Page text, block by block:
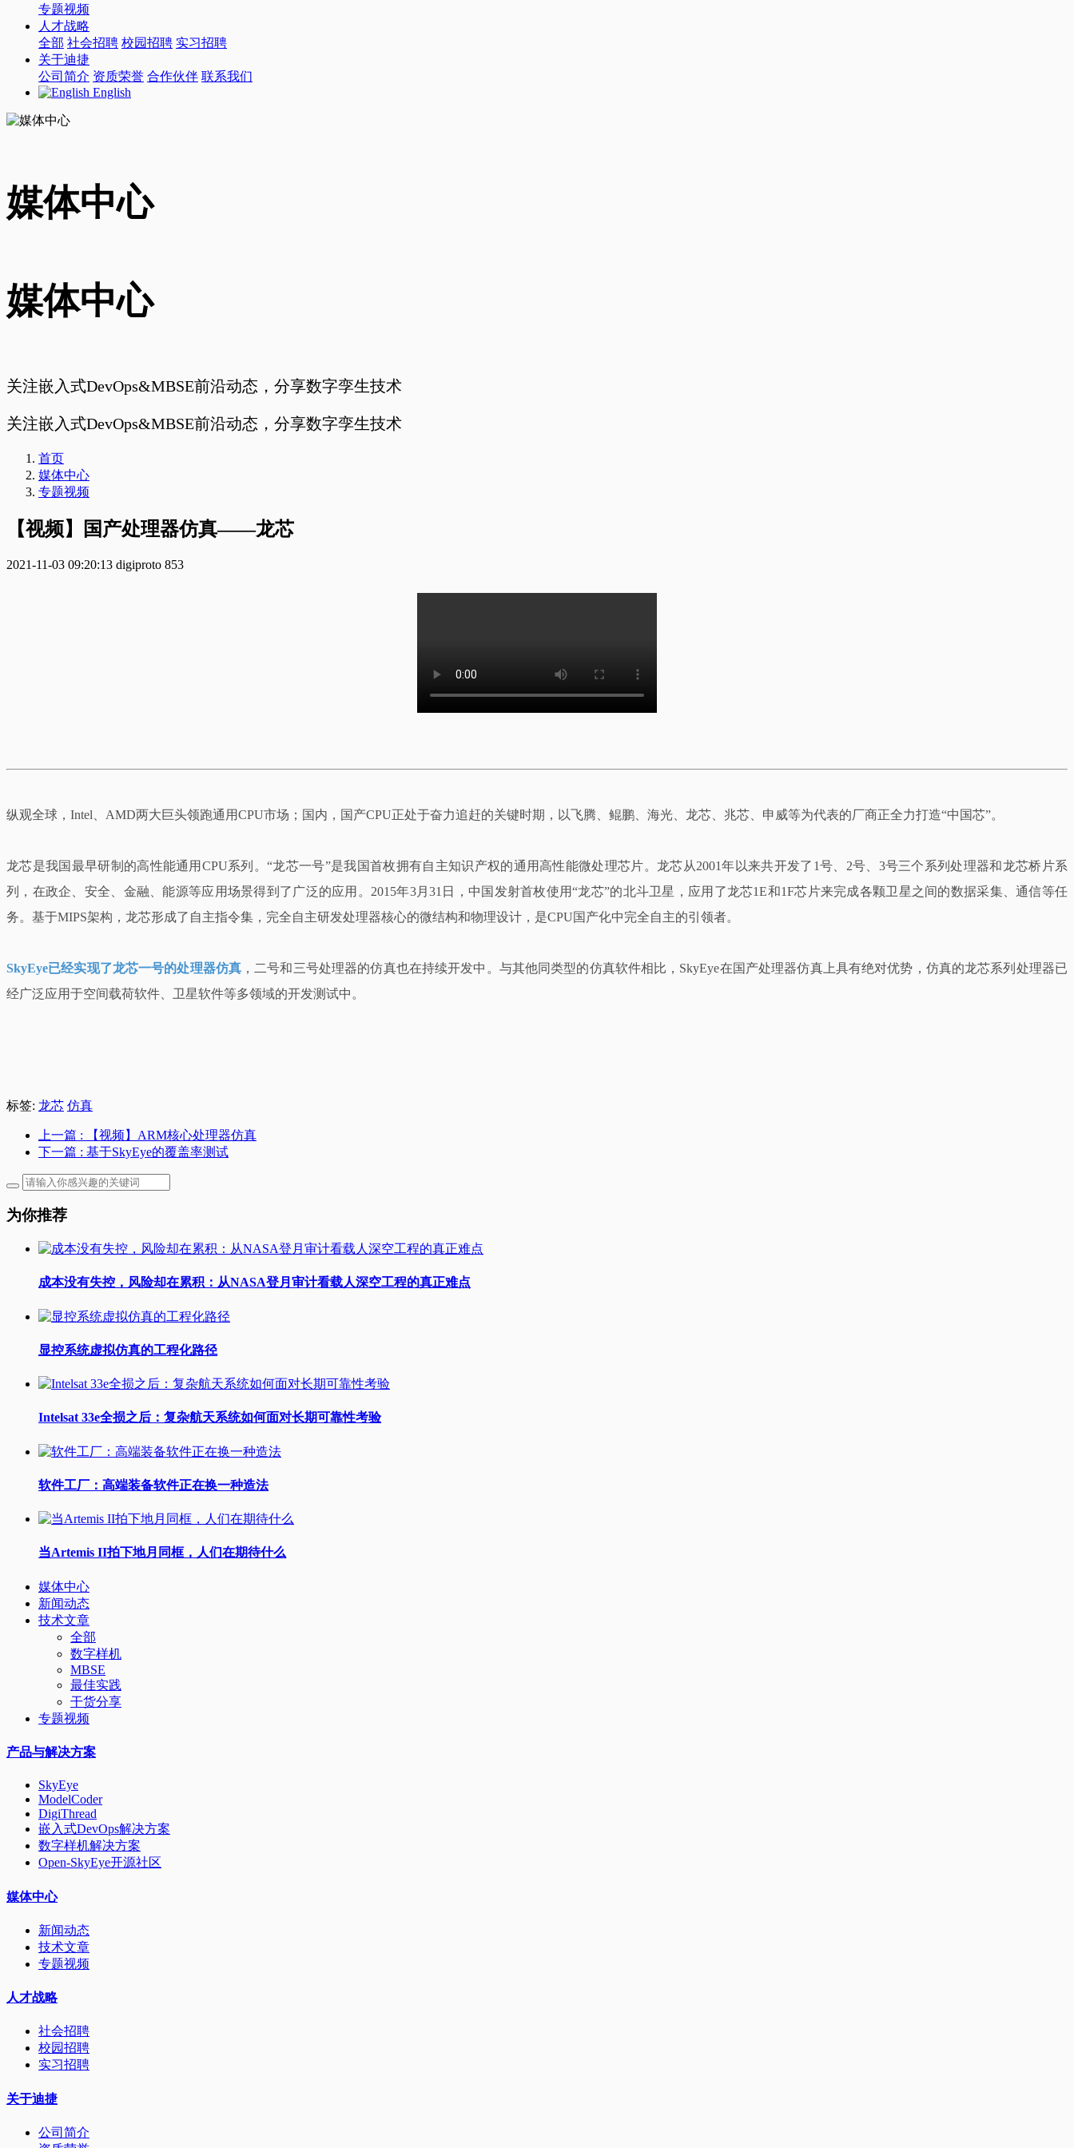
专题视频
人才战略
全部 社会招聘 校园招聘 实习招聘
关于迪捷
公司简介 资质荣誉 合作伙伴 联系我们
English
媒体中心
媒体中心
关注嵌入式DevOps&MBSE前沿动态，分享数字孪生技术
关注嵌入式DevOps&MBSE前沿动态，分享数字孪生技术
首页
媒体中心
专题视频
【视频】国产处理器仿真——龙芯
2021-11-03 09:20:13 digiproto 853
纵观全球，Intel、AMD两大巨头领跑通用CPU市场；国内，国产CPU正处于奋力追赶的关键时期，以飞腾、鲲鹏、海光、龙芯、兆芯、申威等为代表的厂商正全力打造“中国芯”。
龙芯是我国最早研制的高性能通用CPU系列。“龙芯一号”是我国首枚拥有自主知识产权的通用高性能微处理芯片。龙芯从2001年以来共开发了1号、2号、3号三个系列处理器和龙芯桥片系
列，在政企、安全、金融、能源等应用场景得到了广泛的应用。2015年3月31日，中国发射首枚使用“龙芯”的北斗卫星，应用了龙芯1E和1F芯片来完成各颗卫星之间的数据采集、通信等任
务。基于MIPS架构，龙芯形成了自主指令集，完全自主研发处理器核心的微结构和物理设计，是CPU国产化中完全自主的引领者。
SkyEye已经实现了龙芯一号的处理器仿真 ，二号和三号处理器的仿真也在持续开发中。与其他同类型的仿真软件相比，SkyEye在国产处理器仿真上具有绝对优势，仿真的龙芯系列处理器已
经广泛应用于空间载荷软件、卫星软件等多领域的开发测试中。
标签: 龙芯 仿真
上一篇 : 【视频】ARM核心处理器仿真
下一篇 : 基于SkyEye的覆盖率测试
为你推荐
成本没有失控，风险却在累积：从NASA登月审计看载人深空工程的真正难点
显控系统虚拟仿真的工程化路径
Intelsat 33e全损之后：复杂航天系统如何面对长期可靠性考验
软件工厂：高端装备软件正在换一种造法
当Artemis II拍下地月同框，人们在期待什么
媒体中心
新闻动态
技术文章
全部
数字样机
MBSE
最佳实践
干货分享
专题视频
产品与解决方案
SkyEye
ModelCoder
DigiThread
嵌入式DevOps解决方案
数字样机解决方案
Open-SkyEye开源社区
媒体中心
新闻动态
技术文章
专题视频
人才战略
社会招聘
校园招聘
实习招聘
关于迪捷
公司简介